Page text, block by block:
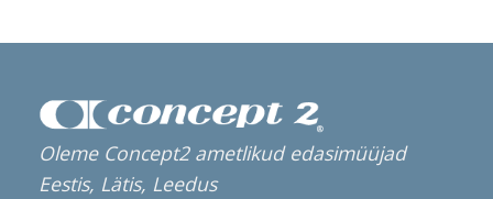
Oleme Concept2 ametlikud edasimüüjad
Eestis, Lätis, Leedus